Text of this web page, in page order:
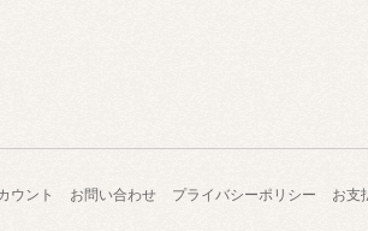
ウント お問い合わせ プライバシーポリシー お支